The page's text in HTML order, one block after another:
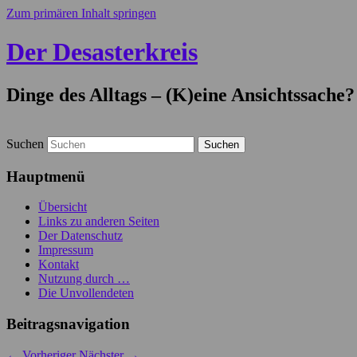
Zum primären Inhalt springen
Der Desasterkreis
Dinge des Alltags – (K)eine Ansichtssache?
Suchen
Hauptmenü
Übersicht
Links zu anderen Seiten
Der Datenschutz
Impressum
Kontakt
Nutzung durch …
Die Unvollendeten
Beitragsnavigation